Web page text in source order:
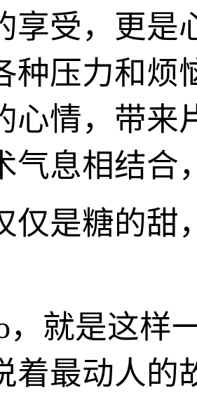
享受，更是
种压力和烦
心情，带来
气息相结合
仅是糖的甜
，就是这样
着最动人的